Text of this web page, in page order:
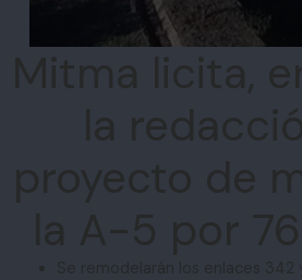
Mitma licita,
la
proyecto de
la A-5 por
Se remodelarán los enlaces